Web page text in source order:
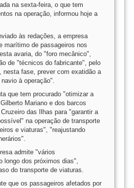
na sexta-feira, o que tem
na operação, informou hoje a
às redações, a empresa
marítimo de passageiros nos
avaria, do "foro mecânico",
de "técnicos do fabricante", pelo
nesta fase, prever com exatidão a
à operação".
que tem procurado "otimizar a
Mariano e dos barcos
das Ilhas para "garantir a
na operação de transporte
e viaturas", "reajustando
admite "vários
longo dos próximos dias",
do transporte de viaturas.
que os passageiros afetados por